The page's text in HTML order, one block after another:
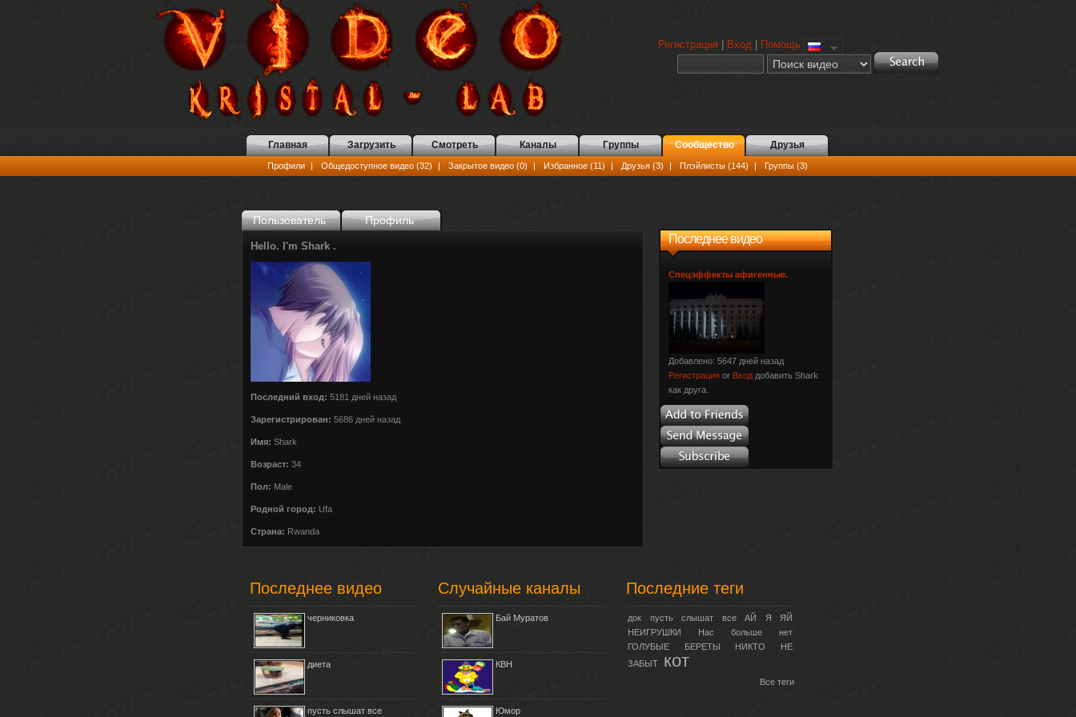
Регистрация Вход Помощь
Главная Загрузить Смотреть Каналы Группы Сообщество Друзья
Профили | Общедоступное видео (32) | Закрытое видео (0) | Избранное (11) | Друзья (3) | Плэйлисты (144) | Группы (3)
Пользователь Профиль
Hello. I'm Shark .
Последний вход: 5181 дней назад
Зарегистрирован: 5686 дней назад
Имя: Shark
Возраст: 34
Пол: Male
Родной город: Ufa
Страна: Rwanda
Последнее видео
Спецэффекты афигенные.
Добавлено: 5647 дней назад
Регистрация or Вход добавить Shark
как друга.
Последнее видео
черниковка
диета
пусть слышат все
Случайные каналы
Бай Муратов
КВН
Юмор
Последние теги
док пусть слышат все АЙ Я
ЯЙ
НЕИГРУШКИ
Нас больше
нет
ГОЛУБЫЕ
БЕРЕТЫ НИКТО
НЕ
ЗАБЫТ
кот
Все теги